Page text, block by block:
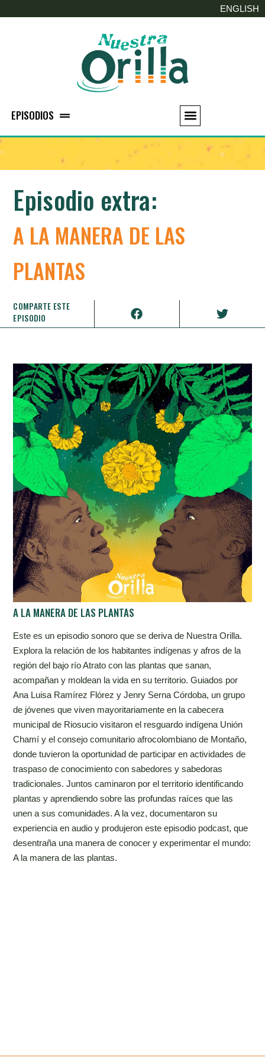
ENGLISH
EPISODIOS
Episodio extra:
A LA MANERA DE LAS
PLANTAS
COMPARTE ESTE
EPISODIO
A LA MANERA DE LAS PLANTAS
Este es un episodio sonoro que se deriva de Nuestra Orilla.
Explora la relación de los habitantes indígenas y afros de la
región del bajo río Atrato con las plantas que sanan,
acompañan y moldean la vida en su territorio. Guiados por
Ana Luisa Ramírez Flórez y Jenry Serna Córdoba, un grupo
de jóvenes que viven mayoritariamente en la cabecera
municipal de Riosucio visitaron el resguardo indígena Unión
Chamí y el consejo comunitario afrocolombiano de Montaño,
donde tuvieron la oportunidad de participar en actividades de
traspaso de conocimiento con sabedores y sabedoras
tradicionales. Juntos caminaron por el territorio identificando
plantas y aprendiendo sobre las profundas raíces que las
unen a sus comunidades. A la vez, documentaron su
experiencia en audio y produjeron este episodio podcast, que
desentraña una manera de conocer y experimentar el mundo:
A la manera de las plantas.